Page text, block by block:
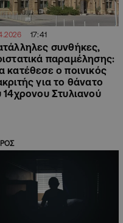
17:41
συνθήκες,
παραμέλησης:
κατέθεσε ο ποινικός
για το θάνατο
14χρονου Στυλιανού